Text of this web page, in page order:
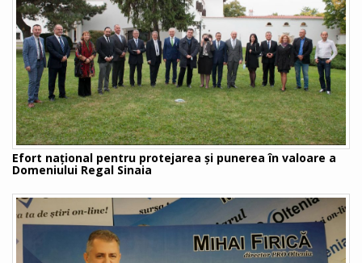
Efort național pentru protejarea și punerea în valoare a
Domeniului Regal Sinaia